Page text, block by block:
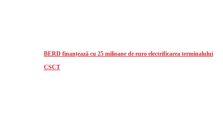
BERD finanțează cu 25 milioane de euro electrificarea terminalului
CSCT